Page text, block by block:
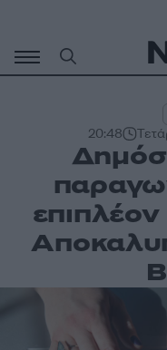
περιεχόμενο
20:48